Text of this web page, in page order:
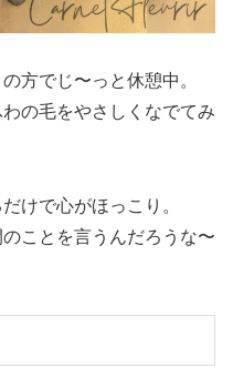
方でじ〜っと休憩中。
の毛をやさしくなでてみ
けで心がほっこり。
ことを言うんだろうな〜